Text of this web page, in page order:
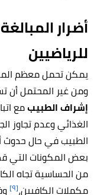
أضرار
للرياضيين
يمكن تحمل معظم
ومن غير المحتمل أن
إشراف الطبيبمع
الغذائي وعدم تجاوز
الطبيب في حال
بعض المكونات التي
من الحساسية تجاه
مكملات الكافيين،[٩]